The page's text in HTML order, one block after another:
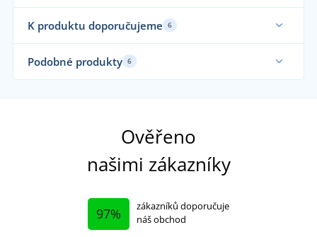
K produktu doporučujeme 6
Podobné produkty 6
Ověřeno
našimi zákazníky
97%
zákazníků doporučuje
náš obchod